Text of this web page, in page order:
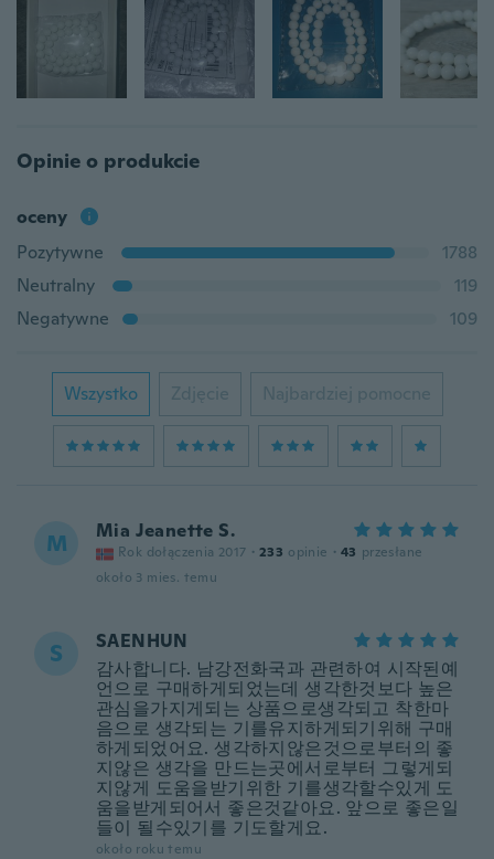
Opinie o produkcie
oceny
Pozytywne
1788
Neutralny
119
Negatywne
109
Wszystko Zdjęcie Najbardziej pomocne
M Mia Jeanette S.
Rok dołączenia 2017 · 233 opinie · 43 przesłane
około 3 mies. temu
S
SAENHUN
감사합니다. 남강전화국과 관련하여 시작된예
언으로 구매하게되었는데 생각한것보다 높은
관심을가지게되는 상품으로생각되고 착한마
음으로 생각되는 기를유지하게되기위해 구매
하게되었어요. 생각하지않은것으로부터의 좋
지않은 생각을 만드는곳에서로부터 그렇게되
지않게 도움을받기위한 기를생각할수있게 도
움을받게되어서 좋은것같아요. 앞으로 좋은일
들이 될수있기를 기도할게요.
około roku temu